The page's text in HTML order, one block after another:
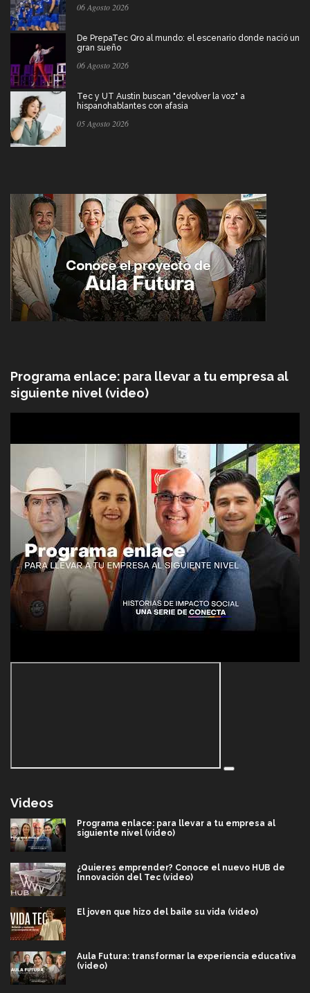
06 Agosto 2026
De PrepaTec Qro al mundo: el escenario donde nació un
gran sueño
06 Agosto 2026
Tec y UT Austin buscan "devolver la voz" a
hispanohablantes con afasia
05 Agosto 2026
Programa enlace: para llevar a tu empresa al
siguiente nivel (video)
Videos
Programa enlace: para llevar a tu empresa al
siguiente nivel (video)
¿Quieres emprender? Conoce el nuevo HUB de
Innovación del Tec (video)
El joven que hizo del baile su vida (video)
Aula Futura: transformar la experiencia educativa
(video)